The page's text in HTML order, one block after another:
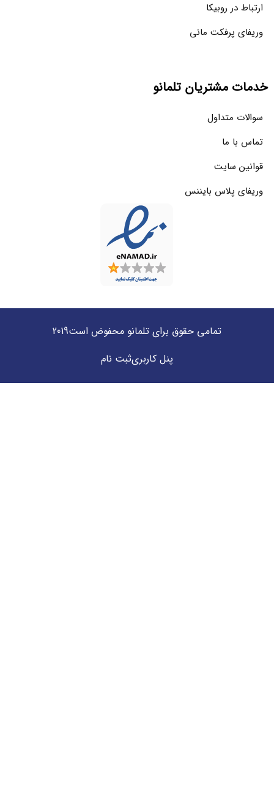
ارتباط در روبیکا
وریفای پرفکت مانی
خدمات مشتریان تلمانو
سوالات متداول
تماس با ما
قوانین سایت
وریفای پلاس بایننس
تمامی حقوق برای تلمانو محفوض است2019
پنل کاربریثبت نام